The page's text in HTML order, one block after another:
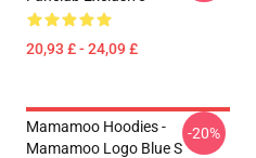
20,93 £ - 24,09 £
Mamamoo Hoodies -
Mamamoo Logo Blue S
-20%